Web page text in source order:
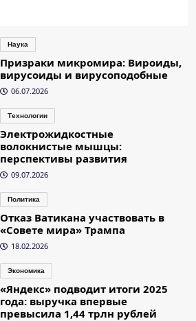
Наука
Призраки микромира: Вироиды,
вирусоиды и вирусоподобные
06.07.2026
Технологии
Электрожидкостные
волокнистые мышцы:
перспективы развития
09.07.2026
Политика
Отказ Ватикана участвовать в
«Совете мира» Трампа
18.02.2026
Экономика
«Яндекс» подводит итоги 2025
года: выручка впервые
превысила 1,44 трлн рублей